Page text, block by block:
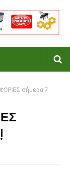
σήμερα 7